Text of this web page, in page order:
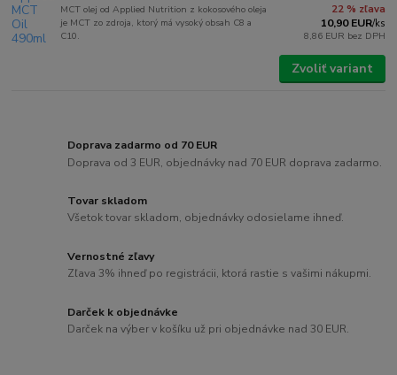
MCT olej od Applied Nutrition z kokosového oleja
je MCT zo zdroja, ktorý má vysoký obsah C8 a
C10.
22 % zľava
10,90 EUR/ks
8,86 EUR bez DPH
Zvoliť variant
Doprava zadarmo od 70 EUR
Doprava od 3 EUR, objednávky nad 70 EUR doprava zadarmo.
Tovar skladom
Všetok tovar skladom, objednávky odosielame ihneď.
Vernostné zľavy
Zľava 3% ihneď po registrácii, ktorá rastie s vašimi nákupmi.
Darček k objednávke
Darček na výber v košíku už pri objednávke nad 30 EUR.